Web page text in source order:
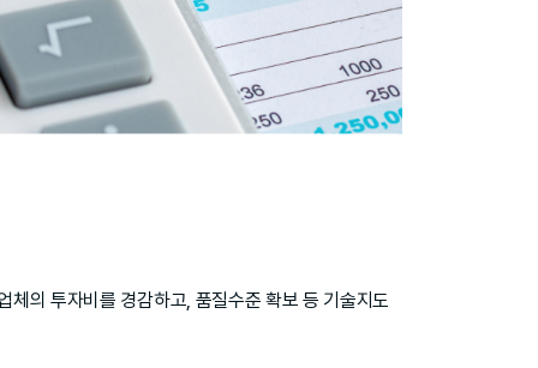
의 투자비를 경감하고, 품질수준 확보 등 기술지도